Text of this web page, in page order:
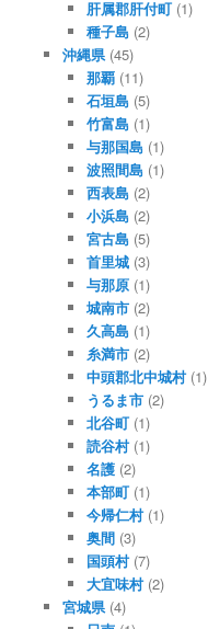
肝属郡肝付町 (1)
種子島 (2)
沖縄県(45)
那覇 (11)
石垣島 (5)
竹富島 (1)
与那国島 (1)
波照間島 (1)
西表島 (2)
小浜島 (2)
宮古島 (5)
首里城 (3)
与那原 (1)
城南市 (2)
久高島 (1)
糸満市 (2)
中頭郡北中城村(1)
うるま市 (2)
北谷町 (1)
読谷村(1)
名護 (2)
本部町 (1)
今帰仁村(1)
奥間 (3)
国頭村(7)
大宜味村(2)
宮城県(4)